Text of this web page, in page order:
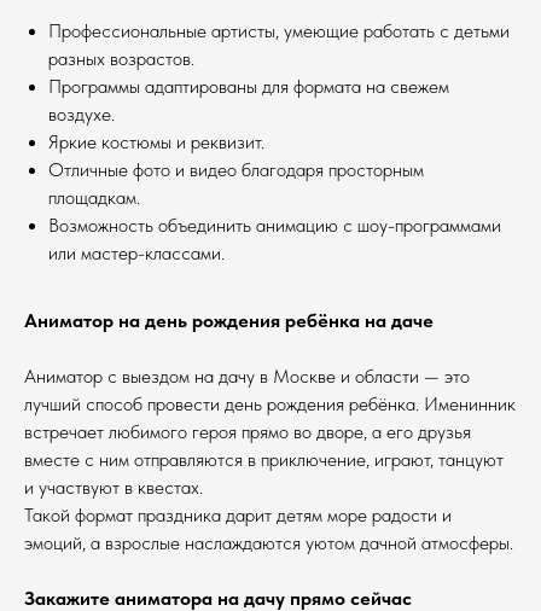
Профессиональные артисты, умеющие работать с детьми
разных возрастов.
Программы адаптированы для формата на свежем
воздухе.
Яркие костюмы и реквизит.
Отличные фото и видео благодаря просторным
площадкам.
Возможность объединить анимацию с шоу-программами
или мастер-классами.
Аниматор на день рождения ребёнка на даче
Аниматор с выездом на дачу в Москве и области — это
лучший способ провести день рождения ребёнка. Именинник
встречает любимого героя прямо во дворе, а его друзья
вместе с ним отправляются в приключение, играют, танцуют
и участвуют в квестах.
Такой формат праздника дарит детям море радости и
эмоций, а взрослые наслаждаются уютом дачной атмосферы.
Закажите аниматора на дачу прямо сейчас